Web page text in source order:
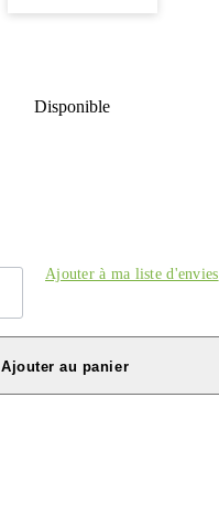
Disponible
Ajouter à ma liste d'envies
Ajouter au panier